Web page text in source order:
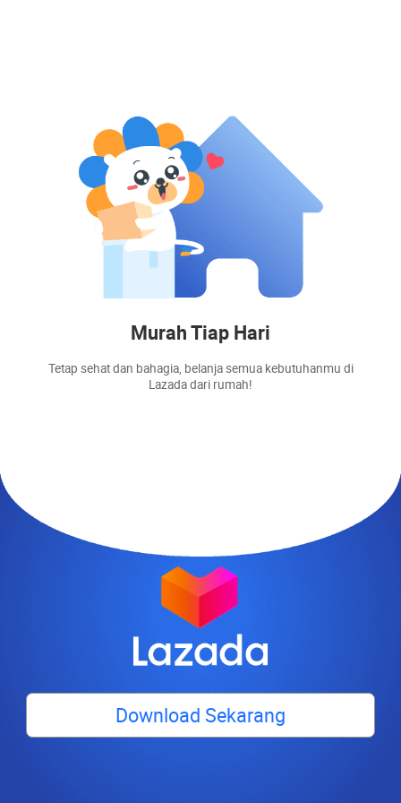
Murah Tiap Hari
Tetap sehat dan bahagia, belanja semua kebutuhanmu di
Lazada dari rumah!
Download Sekarang